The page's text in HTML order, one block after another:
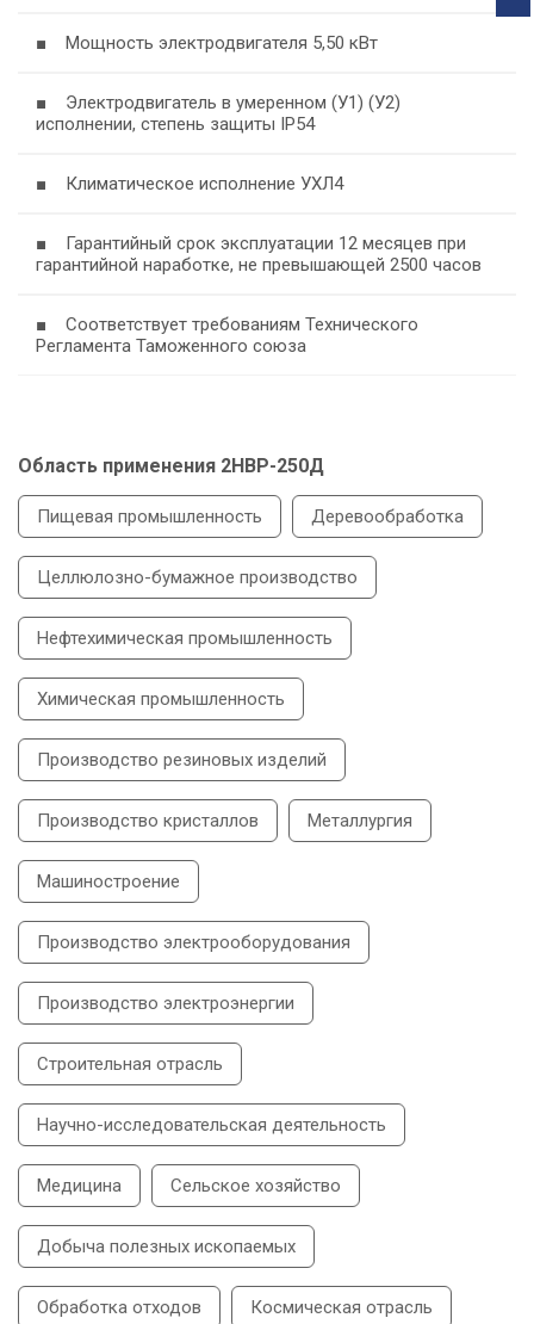
■ Мощность электродвигателя 5,50 кВт
■ Электродвигатель в умеренном (У1) (У2)
исполнении, степень защиты IP54
■ Климатическое исполнение УХЛ4
■ Гарантийный срок эксплуатации 12 месяцев при
гарантийной наработке, не превышающей 2500 часов
■ Соответствует требованиям Технического
Регламента Таможенного союза
Область применения 2НВР-250Д
Пищевая промышленность Деревообработка
Целлюлозно-бумажное производство
Нефтехимическая промышленность
Химическая промышленность
Производство резиновых изделий
Производство кристаллов Металлургия
Машиностроение
Производство электрооборудования
Производство электроэнергии
Строительная отрасль
Научно-исследовательская деятельность
Медицина Сельское хозяйство
Добыча полезных ископаемых
Обработка отходов Космическая отрасль